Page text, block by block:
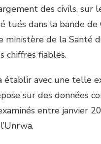
des civils, sur
tués dans la bande de
ministère de la Santé
chiffres fiables.
établir avec une telle
sur des données
entre janvier